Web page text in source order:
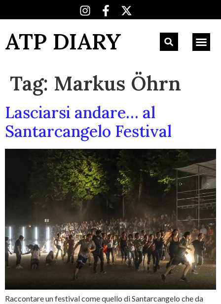
ATP DIARY
Tag: Markus Öhrn
Lasciarsi andare… al
Santarcangelo Festival
Raccontare un festival come quello di Santarcangelo che da